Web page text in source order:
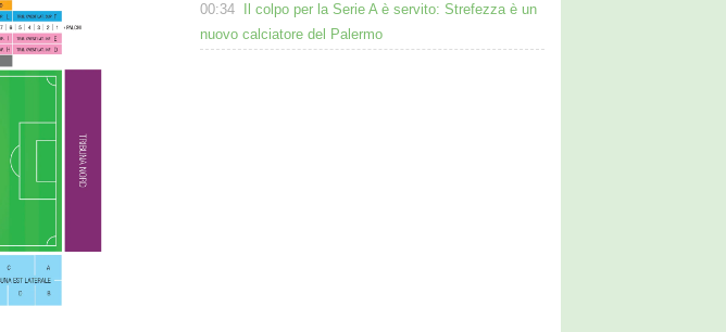
00:34
Il colpo per la Serie A è servito: Strefezza è un
nuovo calciatore del Palermo